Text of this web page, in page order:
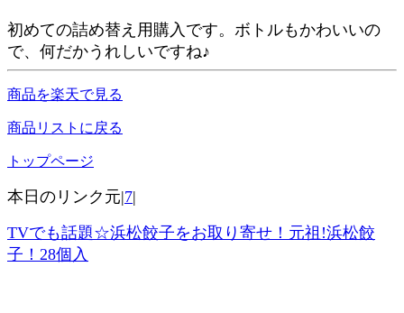
初めての詰め替え用購入です。ボトルもかわいいの
で、何だかうれしいですね♪
商品を楽天で見る
商品リストに戻る
トップページ
本日のリンク元|7|
TVでも話題☆浜松餃子をお取り寄せ！元祖!浜松餃
子！28個入